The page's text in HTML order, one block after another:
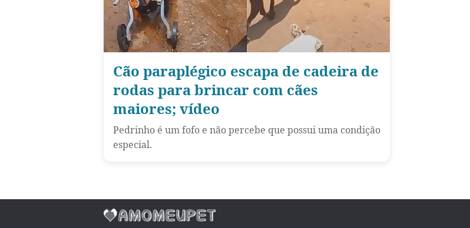
Cão paraplégico escapa de cadeira de
rodas para brincar com cães
maiores; vídeo
Pedrinho é um fofo e não percebe que possui uma condição
especial.